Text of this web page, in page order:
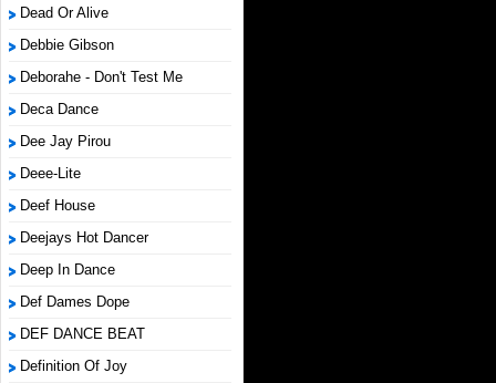
Dead Or Alive
Debbie Gibson
Deborahe - Don't Test Me
Deca Dance
Dee Jay Pirou
Deee-Lite
Deef House
Deejays Hot Dancer
Deep In Dance
Def Dames Dope
DEF DANCE BEAT
Definition Of Joy